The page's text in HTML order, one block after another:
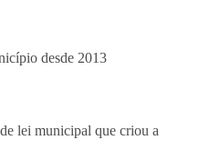
desde 2013